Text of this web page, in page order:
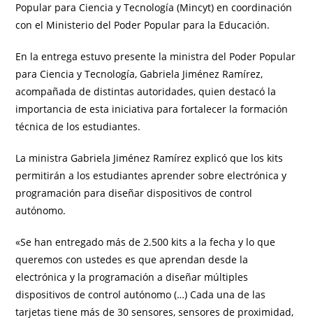
Popular para Ciencia y Tecnología (Mincyt) en coordinación
con el Ministerio del Poder Popular para la Educación.
En la entrega estuvo presente la ministra del Poder Popular
para Ciencia y Tecnología, Gabriela Jiménez Ramírez,
acompañada de distintas autoridades, quien destacó la
importancia de esta iniciativa para fortalecer la formación
técnica de los estudiantes.
La ministra Gabriela Jiménez Ramírez explicó que los kits
permitirán a los estudiantes aprender sobre electrónica y
programación para diseñar dispositivos de control
autónomo.
«Se han entregado más de 2.500 kits a la fecha y lo que
queremos con ustedes es que aprendan desde la
electrónica y la programación a diseñar múltiples
dispositivos de control autónomo (…) Cada una de las
tarjetas tiene más de 30 sensores, sensores de proximidad,